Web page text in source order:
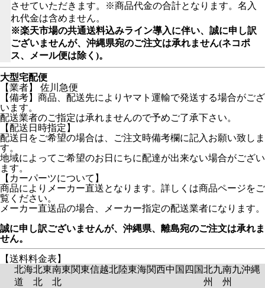
させていただきます。※商品代金の合計となります。名入
れ代金は含めません。
※楽天市場の共通送料込みライン導入に伴い、誠に申し訳
ございませんが、沖縄県宛のご注文は承れません(ネコポ
ス、メール便は除く)。
大型宅配便
【業者】 佐川急便
【備考】商品、配送先によりヤマト運輸で発送する場合がござ
います。
配送業者のご指定は承れませんので予めご了承下さい。
【配送日時指定】
配送日をご希望の場合は、ご注文時備考欄に記入お願い致しま
す。
地域によってご希望のお日にちに配達が出来ない場合がござい
ます。
【カーパーツについて】
商品によりメーカー直送となります。詳しくは商品ページをご
覧ください。
メーカー直送品の場合、メーカー指定の配送業者になります。
誠に申し訳ございませんが、沖縄県、離島宛のご注文は承れま
せん。
【送料料金表】
北海
道
北東
北
南東
北
関東信越北陸東海関西中国 四国北九
州
南九
州
沖縄